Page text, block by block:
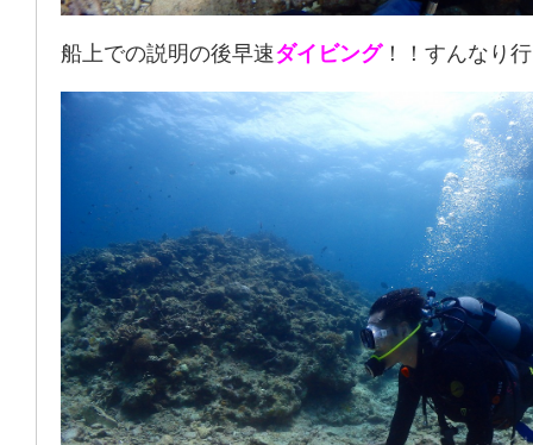
船上での説明の後早速ダイビング！！すんなり